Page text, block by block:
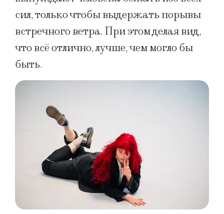
сил, только чтобы выдержать порывы
встречного ветра. При этом делая вид,
что всё отлично, лучше, чем могло бы
быть.